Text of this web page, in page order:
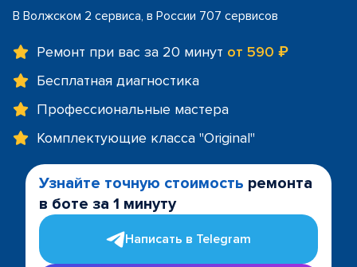
В Волжском 2 сервиса, в России 707 сервисов
Ремонт при вас за 20 минут от 590 ₽
Бесплатная диагностика
Профессиональные мастера
Комплектующие класса "Original"
Узнайте точную стоимость ремонта
в боте за 1 минуту
Написать в Telegram